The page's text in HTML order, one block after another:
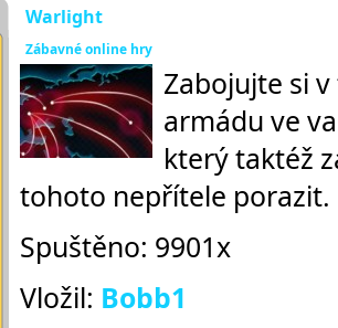
Warlight
Zábavné online hry
Zabojujte si
armádu ve
který taktéž
tohoto nepřítele porazit.
Spuštěno: 9901x
Vložil: Bobb1